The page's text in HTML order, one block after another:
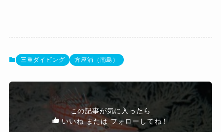
三重ダイビング 方座浦（南島）
この記事が気に入ったら
いいね または フォローしてね！